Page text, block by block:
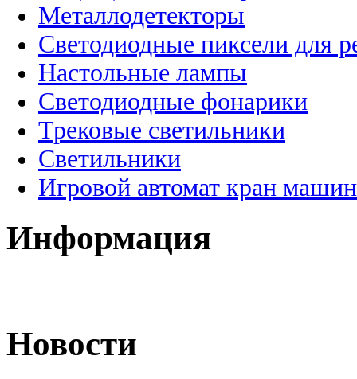
Металлодетекторы
Светодиодные пиксели для
Настольные лампы
Светодиодные фонарики
Трековые светильники
Светильники
Игровой автомат кран
Информация
Новости